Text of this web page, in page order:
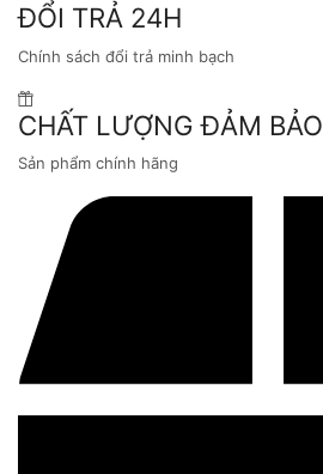
ĐỔI TRẢ 24H
Chính sách đổi trả minh bạch
CHẤT LƯỢNG ĐẢM BẢO
Sản phẩm chính hãng